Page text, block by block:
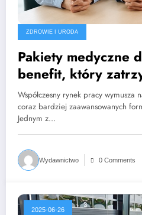
ZDROWIE I URODA
Pakiety medyczne
benefit, który
pracowników
Współczesny rynek pracy wymusza
coraz bardziej zaawansowanych
Jednym z…
Wydawnictwo 0 Comments
2025-06-26